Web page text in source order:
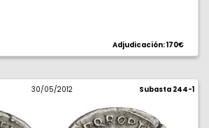
Adjudicación: 170€
30/05/2012 Subasta 244-1